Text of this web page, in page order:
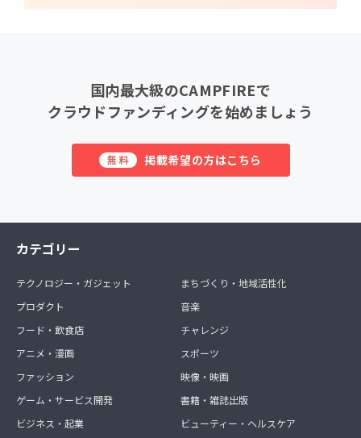
国内最大級のCAMPFIREで
クラウドファンディングを始めましょう
無料 掲載希望の方はこちら
カテゴリー
テクノロジー・ガジェット
プロダクト
フード・飲食店
アニメ・漫画
ファッション
ゲーム・サービス開発
ビジネス・起業
まちづくり・地域活性化
音楽
チャレンジ
スポーツ
映像・映画
書籍・雑誌出版
ビューティー・ヘルスケア